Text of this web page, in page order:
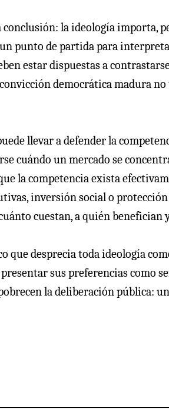
la ideología importa,
punto de partida para
estar dispuestas a
democrática madura
llevar a defender la
cuándo un mercado se
la competencia exista
inversión social o
cuestan, a quién benefician
desprecia toda ideología
sus preferencias como
la deliberación pública: